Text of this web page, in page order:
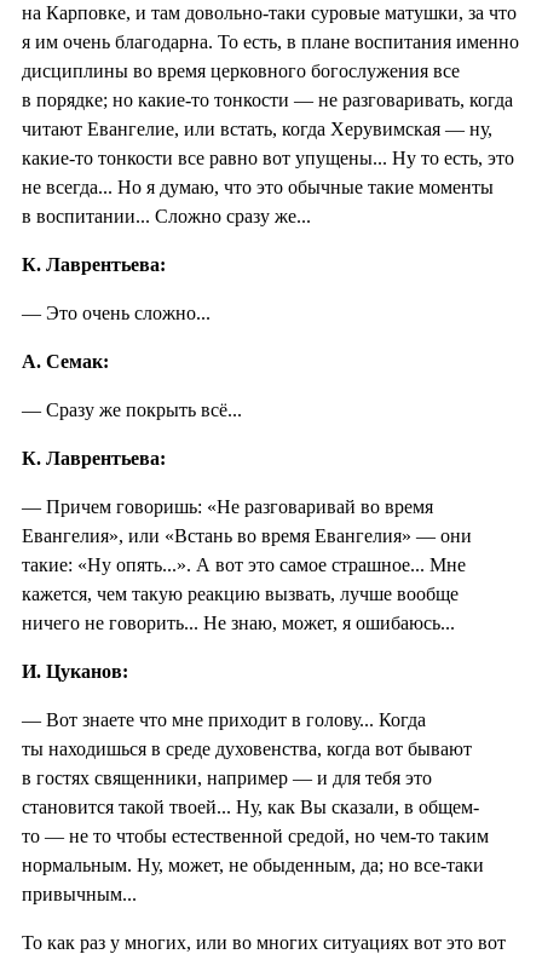
на Карповке, и там довольно-таки суровые матушки, за что
я им очень благодарна. То есть, в плане воспитания именно
дисциплины во время церковного богослужения все
в порядке; но какие-то тонкости — не разговаривать, когда
читают Евангелие, или встать, когда Херувимская — ну,
какие-то тонкости все равно вот упущены... Ну то есть, это
не всегда... Но я думаю, что это обычные такие моменты
в воспитании... Сложно сразу же...
К. Лаврентьева:
— Это очень сложно...
А. Семак:
— Сразу же покрыть всё...
К. Лаврентьева:
— Причем говоришь: «Не разговаривай во время
Евангелия», или «Встань во время Евангелия» — они
такие: «Ну опять...». А вот это самое страшное... Мне
кажется, чем такую реакцию вызвать, лучше вообще
ничего не говорить... Не знаю, может, я ошибаюсь...
И. Цуканов:
— Вот знаете что мне приходит в голову... Когда
ты находишься в среде духовенства, когда вот бывают
в гостях священники, например — и для тебя это
становится такой твоей... Ну, как Вы сказали, в общем-
то — не то чтобы естественной средой, но чем-то таким
нормальным. Ну, может, не обыденным, да; но все-таки
привычным...
То как раз у многих, или во многих ситуациях вот это вот